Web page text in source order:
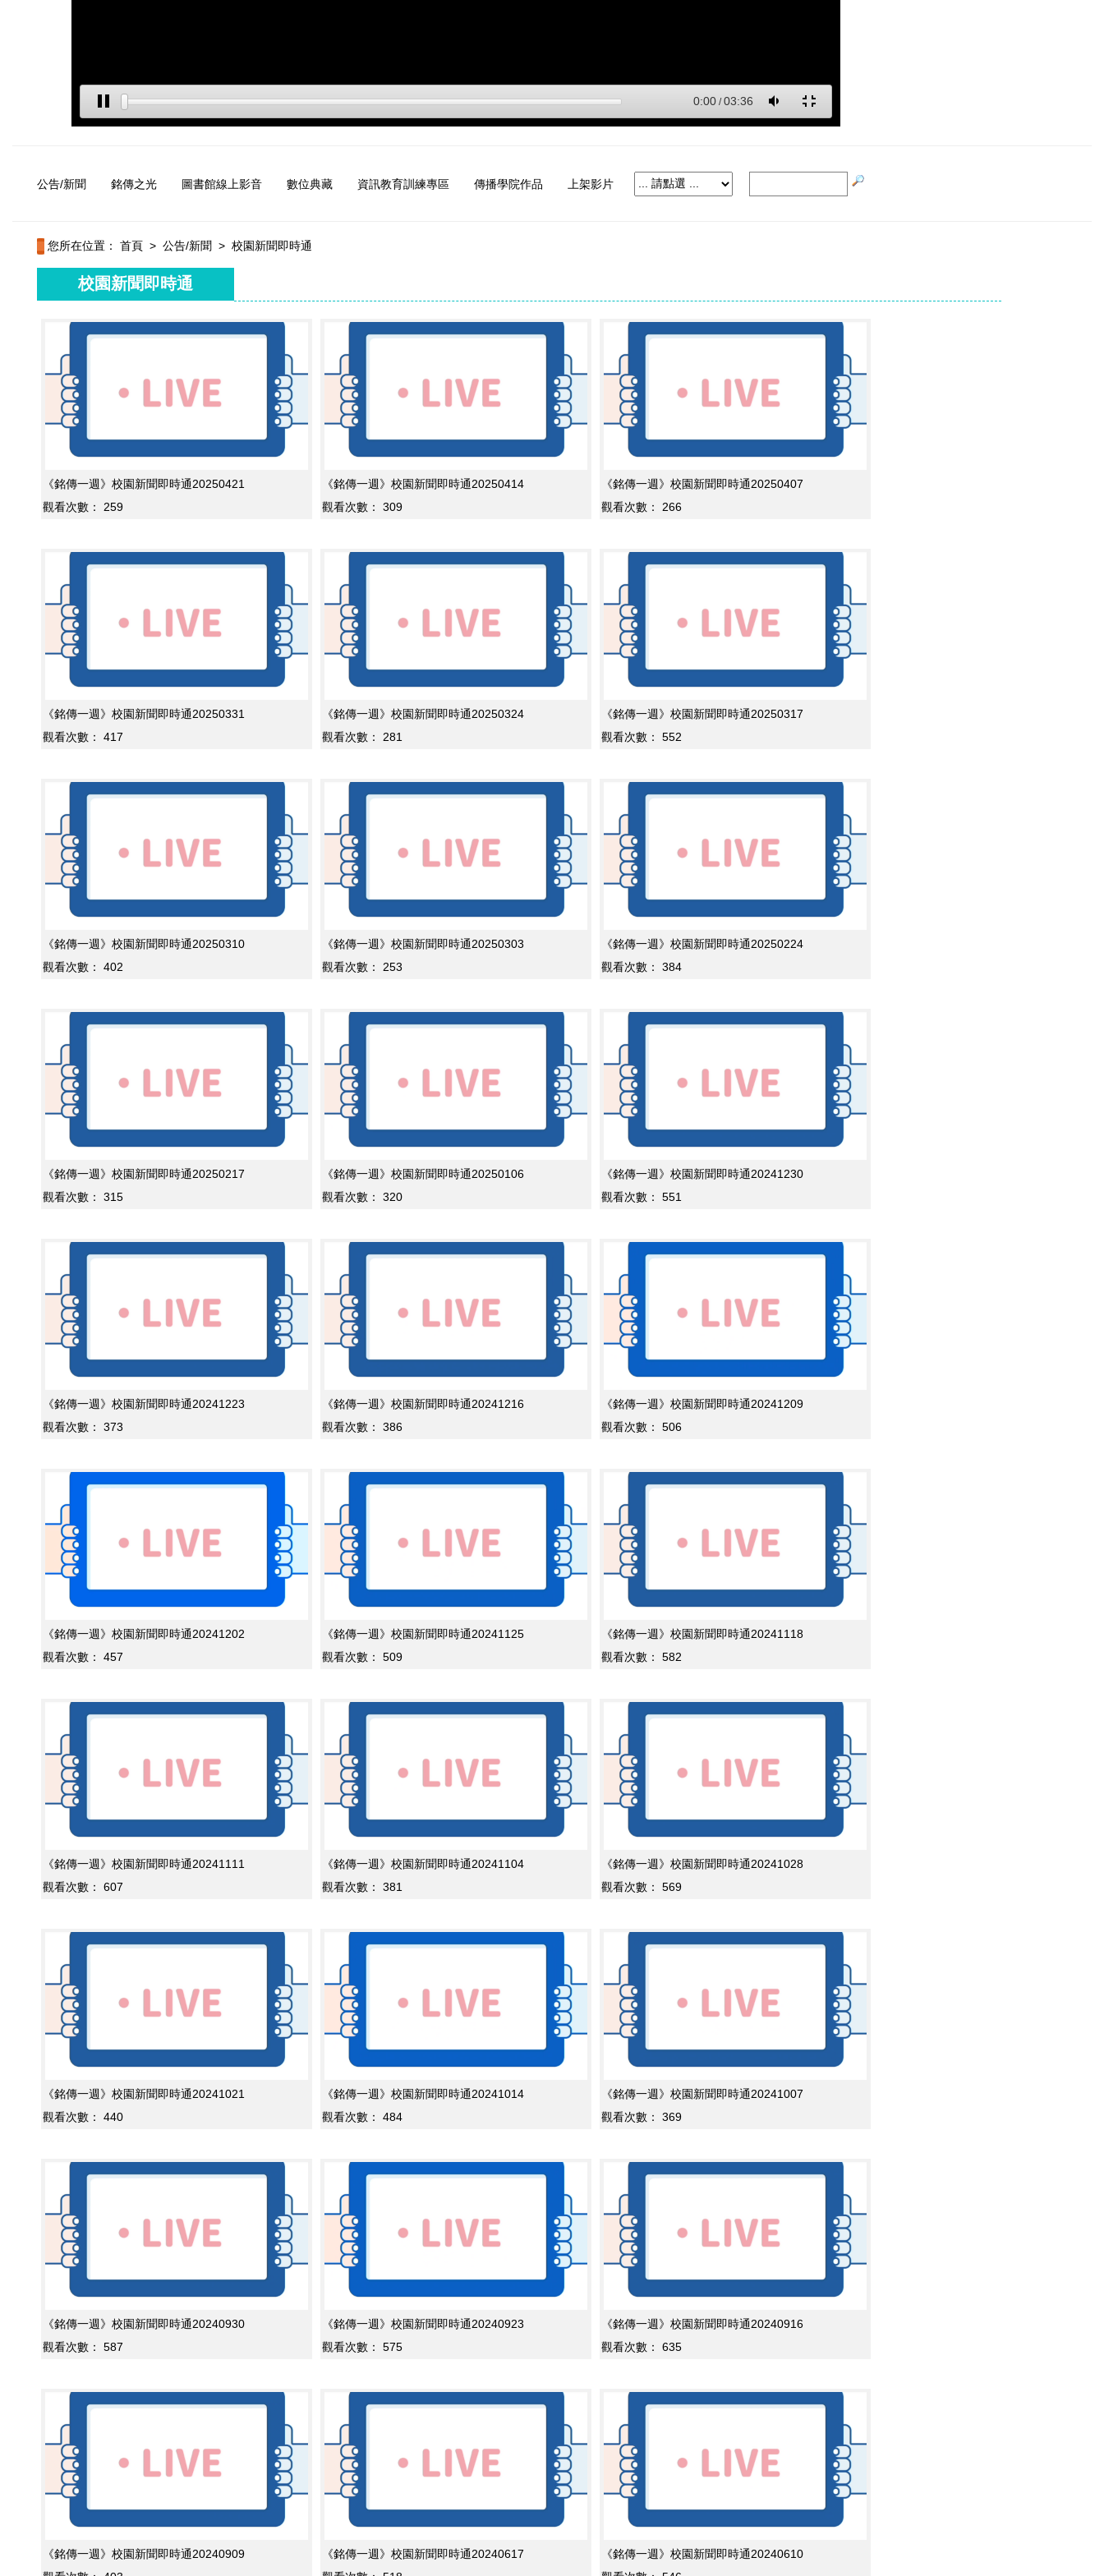
公告/新聞 銘傳之光 圖書館線上影音 數位典藏 資訊教育訓練專區 傳播學院作品 上架影片
您所在位置： 首頁 > 公告/新聞 > 校園新聞即時通
校園新聞即時通
《銘傳一週》校園新聞即時通20250421
觀看次數：
259
《銘傳一週》校園新聞即時通20250414
觀看次數：
309
《銘傳一週》校園新聞即時通20250407
觀看次數：
266
《銘傳一週》校園新聞即時通20250331
觀看次數：
417
《銘傳一週》校園新聞即時通20250324
觀看次數：
281
《銘傳一週》校園新聞即時通20250317
觀看次數：
552
《銘傳一週》校園新聞即時通20250310
觀看次數：
402
《銘傳一週》校園新聞即時通20250303
觀看次數：
253
《銘傳一週》校園新聞即時通20250224
觀看次數：
384
《銘傳一週》校園新聞即時通20250217
觀看次數：
315
《銘傳一週》校園新聞即時通20250106
觀看次數：
320
《銘傳一週》校園新聞即時通20241230
觀看次數：
551
《銘傳一週》校園新聞即時通20241223
觀看次數：
373
《銘傳一週》校園新聞即時通20241216
觀看次數：
386
《銘傳一週》校園新聞即時通20241209
觀看次數：
506
《銘傳一週》校園新聞即時通20241202
觀看次數：
457
《銘傳一週》校園新聞即時通20241125
觀看次數：
509
《銘傳一週》校園新聞即時通20241118
觀看次數：
582
《銘傳一週》校園新聞即時通20241111
觀看次數：
607
《銘傳一週》校園新聞即時通20241104
觀看次數：
381
《銘傳一週》校園新聞即時通20241028
觀看次數：
569
《銘傳一週》校園新聞即時通20241021
觀看次數：
440
《銘傳一週》校園新聞即時通20241014
觀看次數：
484
《銘傳一週》校園新聞即時通20241007
觀看次數：
369
《銘傳一週》校園新聞即時通20240930
觀看次數：
587
《銘傳一週》校園新聞即時通20240923
觀看次數：
575
《銘傳一週》校園新聞即時通20240916
觀看次數：
635
《銘傳一週》校園新聞即時通20240909
《銘傳一週》校園新聞即時通20240617
《銘傳一週》校園新聞即時通20240610